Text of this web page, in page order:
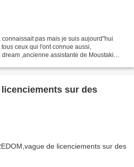
pas mais je suis aujourd"hui
ceux qui l'ont connue aussi,
,ancienne assistante de Moustaki
licenciements sur des